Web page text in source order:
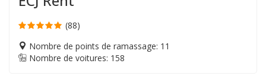
(88)
Nombre de points de ramassage: 11
Nombre de voitures: 158